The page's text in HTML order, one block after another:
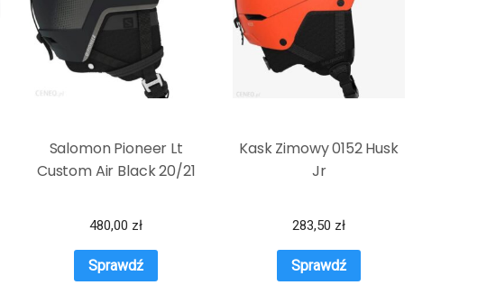
Salomon Pioneer Lt
Custom Air Black 20/21
480,00 zł
Sprawdź
Kask Zimowy 0152 Husk
Jr
283,50 zł
Sprawdź